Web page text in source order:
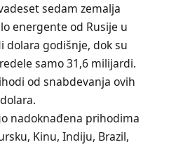
sedam zemalja
energente od Rusije u
dolara godišnje, dok su
samo 31,6 milijardi.
od snabdevanja ovih
nadoknađena prihodima
Kinu, Indiju, Brazil,